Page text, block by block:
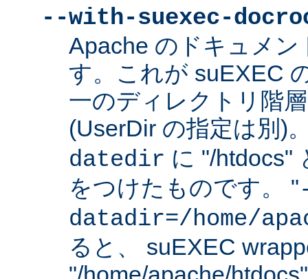
--with-suexec-
Apache のドキュメ
す。これが suEXEC
一のディレクトリ階
(UserDir の指定は別)
datedir に "/htdocs"
をつけたものです。 "
datadir=/home/
ると、 suEXEC